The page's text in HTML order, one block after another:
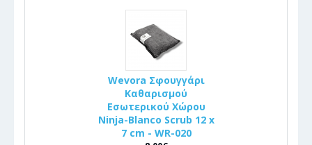
Wevora Σφουγγάρι
Καθαρισμού
Εσωτερικού Χώρου
Ninja-Blanco Scrub 12 x
7 cm - WR-020